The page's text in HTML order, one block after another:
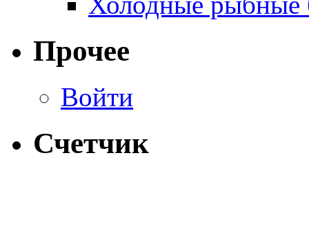
Прочее
Войти
Счетчик